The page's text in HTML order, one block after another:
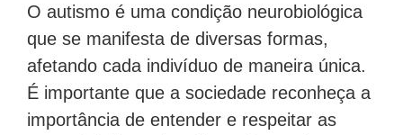
O autismo é uma condição neurobiológica
que se manifesta de diversas formas,
afetando cada indivíduo de maneira única.
É importante que a sociedade reconheça a
importância de entender e respeitar as